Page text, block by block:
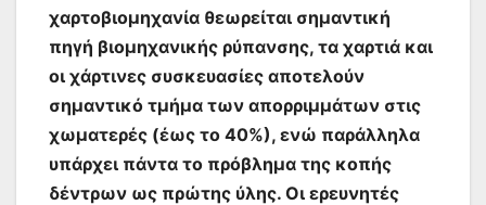
χαρτοβιομηχανία θεωρείται σημαντική
πηγή βιομηχανικής ρύπανσης, τα χαρτιά και
οι χάρτινες συσκευασίες αποτελούν
σημαντικό τμήμα των απορριμμάτων στις
χωματερές (έως το 40%), ενώ παράλληλα
υπάρχει πάντα το πρόβλημα της κοπής
δέντρων ως πρώτης ύλης. Οι ερευνητές